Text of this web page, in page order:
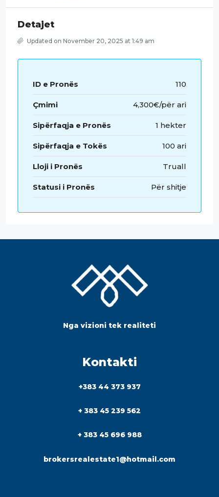
Detajet
Updated on November 20, 2025 at 1:49 am
ID e Pronës 110
Çmimi 4,300€/për ari
Sipërfaqja e Pronës 1 hekter
Sipërfaqja e Tokës 100 ari
Lloji i Pronës Truall
Statusi i Pronës Për shitje
Nga vizioni tek realiteti
Kontakti
+383 44 373 937
+ 383 45 239 562
+ 383 45 696 988
brokersrealestate1@hotmail.com